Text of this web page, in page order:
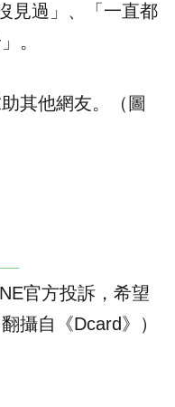
見過」、「一直都
。
其他網友。（圖
官方投訴，希望
攝自《Dcard》）